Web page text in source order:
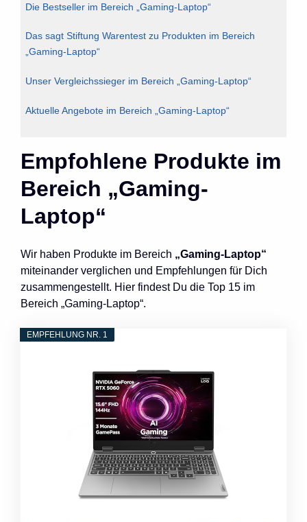
Die Bestseller im Bereich „Gaming-Laptop“
Das sagt Stiftung Warentest zu Produkten im Bereich
„Gaming-Laptop“
Unser Vergleichssieger im Bereich „Gaming-Laptop“
Aktuelle Angebote im Bereich „Gaming-Laptop“
Empfohlene Produkte im
Bereich „Gaming-
Laptop“
Wir haben Produkte im Bereich „Gaming-Laptop“
miteinander verglichen und Empfehlungen für Dich
zusammengestellt. Hier findest Du die Top 15 im
Bereich „Gaming-Laptop“.
EMPFEHLUNG NR. 1